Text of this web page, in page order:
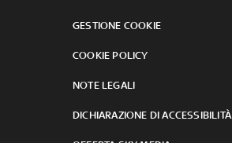
GESTIONE COOKIE
COOKIE POLICY
NOTE LEGALI
DICHIARAZIONE DI ACCESSIBILITÀ